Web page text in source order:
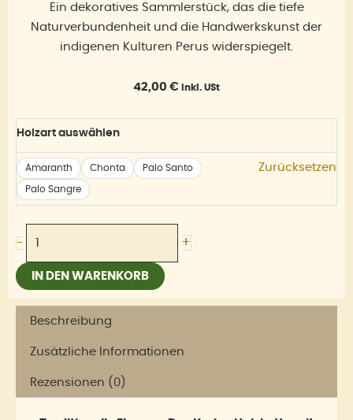
Ein dekoratives Sammlerstück, das die tiefe
Naturverbundenheit und die Handwerkskunst der
indigenen Kulturen Perus widerspiegelt.
42,00 € inkl. USt
Holzart auswählen
Amaranth Chonta Palo Santo
Palo Sangre
Zurücksetzen
-
Kuripe
mit
Amazonit
Menge
+
IN DEN WARENKORB
Beschreibung
Zusätzliche Informationen
Rezensionen (0)